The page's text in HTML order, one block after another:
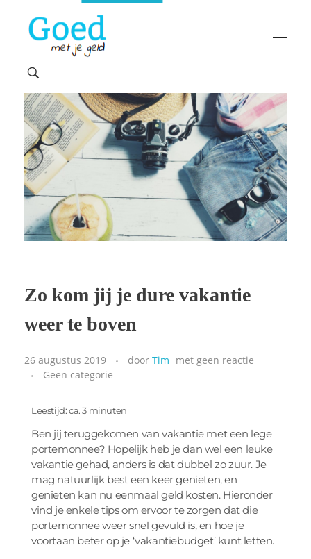
maakt 'moeilijke' financiën makkelijk
Zo kom jij je dure vakantie
weer te boven
26 augustus 2019 door Tim met geen reactie
Geen categorie
Leestijd: ca. 3 minuten
Ben jij teruggekomen van vakantie met een lege
portemonnee? Hopelijk heb je dan wel een leuke
vakantie gehad, anders is dat dubbel zo zuur. Je
mag natuurlijk best een keer genieten, en
genieten kan nu eenmaal geld kosten. Hieronder
vind je enkele tips om ervoor te zorgen dat die
portemonnee weer snel gevuld is, en hoe je
voortaan beter op je ‘vakantiebudget’ kunt letten.